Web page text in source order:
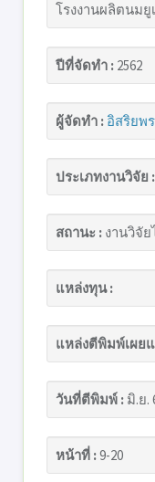
โรงงานผลิตนมยู
ปีที่จัดทำ : 2562
ผู้จัดทำ : อิสริยพ
ประเภทงานวิจัย :
สถานะ : งานวิจั
แหล่งทุน :
แหล่งตีพิมพ์เผย
วันที่ตีพิมพ์ : มิ.ย.
หน้าที่ :9-20